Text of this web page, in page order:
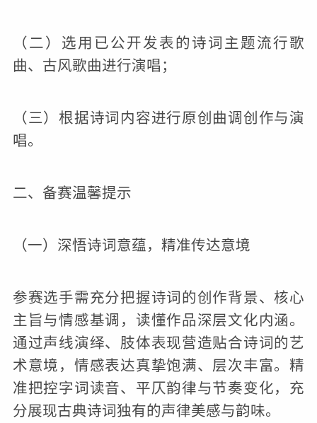
（二）选用已公开发表的诗词主题流行歌
曲、古风歌曲进行演唱；
（三）根据诗词内容进行原创曲调创作与演
唱。
二、备赛温馨提示
（一）深悟诗词意蕴，精准传达意境
参赛选手需充分把握诗词的创作背景、核心
主旨与情感基调，读懂作品深层文化内涵。
通过声线演绎、肢体表现营造贴合诗词的艺
术意境，情感表达真挚饱满、层次丰富。精
准把控字词读音、平仄韵律与节奏变化，充
分展现古典诗词独有的声律美感与韵味。